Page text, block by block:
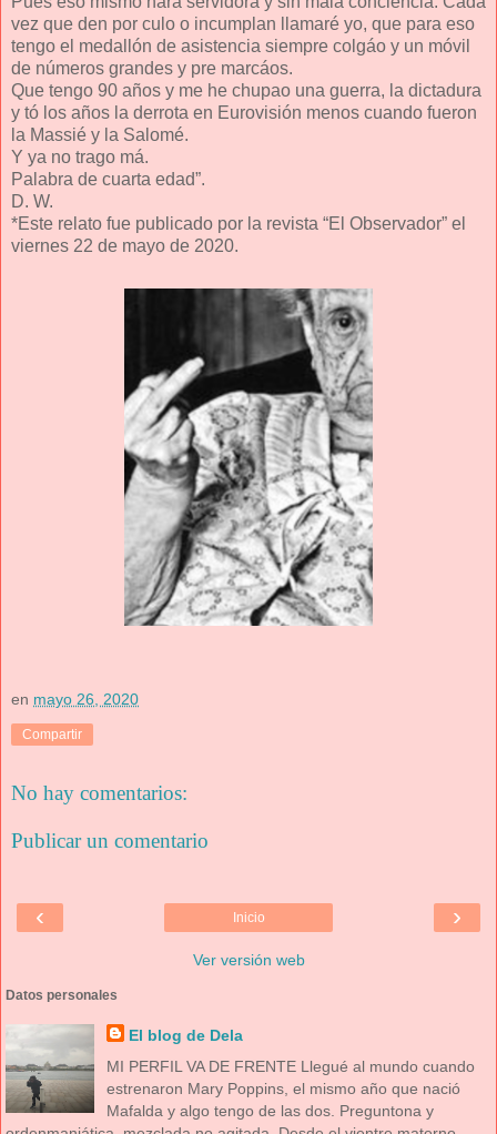
vez que den por culo o incumplan llamaré yo, que para eso
tengo el medallón de asistencia siempre colgáo y un móvil
de números grandes y pre marcáos.
Que tengo 90 años y me he chupao una guerra, la dictadura
y tó los años la derrota en Eurovisión menos cuando fueron
la Massié y la Salomé.
Y ya no trago má.
Palabra de cuarta edad”.
D. W.
*Este relato fue publicado por la revista “El Observador” el
viernes 22 de mayo de 2020.
en mayo 26, 2020
Compartir
No hay comentarios:
Publicar un comentario
‹ ›
Inicio
Ver versión web
Datos personales
El blog de Dela
MI PERFIL VA DE FRENTE Llegué al mundo cuando
estrenaron Mary Poppins, el mismo año que nació
Mafalda y algo tengo de las dos. Preguntona y